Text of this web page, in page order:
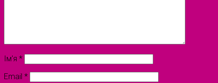
Ім'я *
Email *